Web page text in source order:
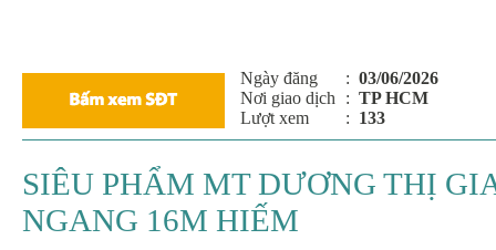
Ngày đăng : 03/06/2026
Nơi giao dịch : TP HCM
Lượt xem
: 133
SIÊU PHẨM MT DƯƠNG THỊ
NGANG 16M HIẾM